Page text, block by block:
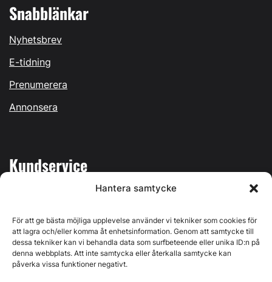
Hantera samtycke
För att ge bästa möjliga upplevelse använder vi tekniker som cookies för
att lagra och/eller komma åt enhetsinformation. Genom att samtycke till
dessa tekniker kan vi behandla data som surfbeteende eller unika ID:n på
denna webbplats. Att inte samtycka eller återkalla samtycke kan
påverka vissa funktioner negativt.
Snabblänkar
Nyhetsbrev
E-tidning
Prenumerera
Annonsera
Kundservice
Kontakta oss